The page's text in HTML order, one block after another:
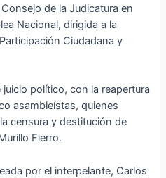
de la Judicatura en
Nacional, dirigida a la
Ciudadana y
político, con la reapertura
asambleístas, quienes
censura y destitución de
Fierro.
por el interpelante, Carlos